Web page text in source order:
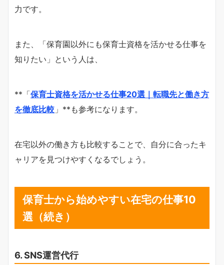
力です。
また、「保育園以外にも保育士資格を活かせる仕事を
知りたい」という人は、
**「保育士資格を活かせる仕事20選｜転職先と働き方
を徹底比較 」**も参考になります。
在宅以外の働き方も比較することで、自分に合ったキ
ャリアを見つけやすくなるでしょう。
保育士から始めやすい在宅の仕事10
選（続き）
6. SNS運営代行